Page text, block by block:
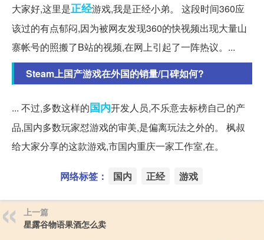
大家好,这里是正经游戏,我是正经小弟。 这段时间360应
该过的有点郁闷,因为被网友发现360的快视频出现大量山
寨帐号的照搬了B站的视频,在网上引起了一阵热议。...
Steam上国产游戏在外国的销量/口碑如何?
... 不过,多数这样的国内开发人员,不乐意去标榜自己的产
品,国内多数玩家怼游戏的审美,是偏离玩法之外的。 枫叔
给大家分享的这款游戏,市国内重庆一家工作室,在。
网络标签： 国内 正经 游戏
上一篇
星露谷物语果酒怎么卖